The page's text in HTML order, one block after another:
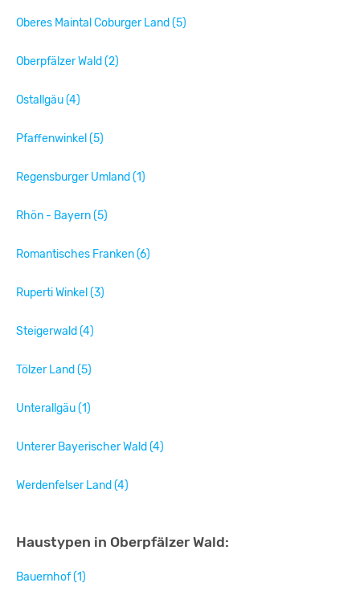
Oberes Maintal Coburger Land (5)
Oberpfälzer Wald (2)
Ostallgäu (4)
Pfaffenwinkel (5)
Regensburger Umland (1)
Rhön - Bayern (5)
Romantisches Franken (6)
Ruperti Winkel (3)
Steigerwald (4)
Tölzer Land (5)
Unterallgäu (1)
Unterer Bayerischer Wald (4)
Werdenfelser Land (4)
Haustypen in Oberpfälzer Wald:
Bauernhof (1)